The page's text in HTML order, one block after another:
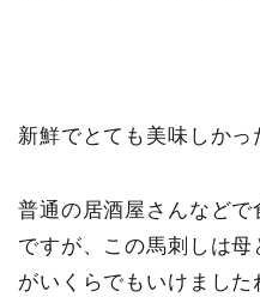
新鮮でとても美味しかっ
普通の居酒屋さんなど
ですが、この馬刺しは
がいくらでもいけました